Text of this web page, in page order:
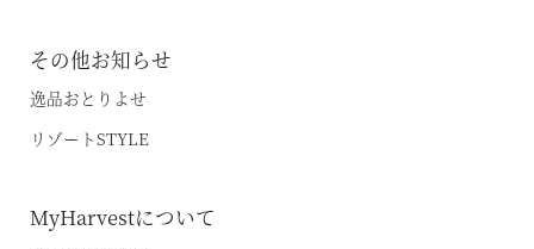
その他お知らせ
逸品おとりよせ
リゾートSTYLE
MyHarvestについて